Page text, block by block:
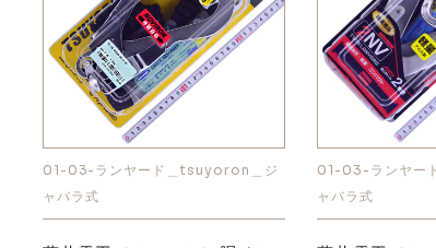
01-03-ランヤード＿tsuyoron＿ジ
ャバラ式
01-03-ランヤー
ャバラ式